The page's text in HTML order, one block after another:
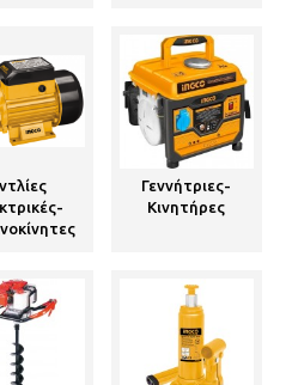
Γεννήτριες-
Κινητήρες